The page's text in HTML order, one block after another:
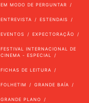
EM MODO DE PERGUNTAR
ENTREVISTA ESTENDAIS
EVENTOS EXPECTORAÇÃO
FESTIVAL INTERNACIONAL DE
CINEMA - ESPECIAL
FICHAS DE LEITURA
FOLHETIM GRANDE BAÍA
GRANDE PLANO